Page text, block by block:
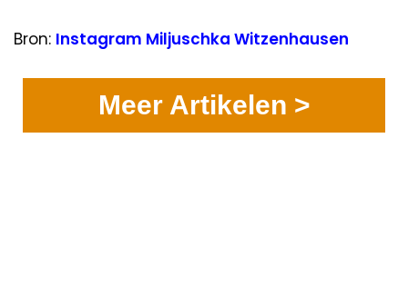
Bron: Instagram Miljuschka Witzenhausen
Meer Artikelen >